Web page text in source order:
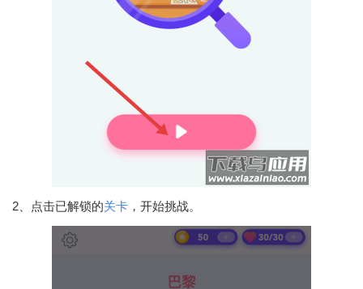
2、点击已解锁的关卡 ，开始挑战。